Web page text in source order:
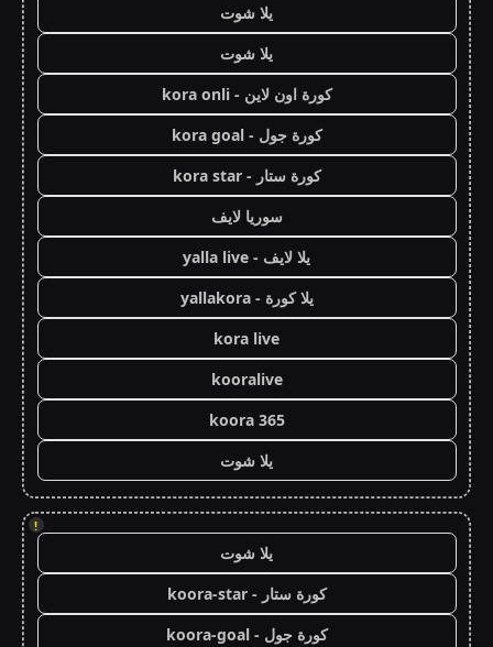
يلا شوت
يلا شوت
كورة اون لاين - kora onli
كورة جول - kora goal
كورة ستار - kora star
سوريا لايف
يلا لايف - yalla live
يلا كورة - yallakora
kora live
kooralive
koora 365
يلا شوت
!
يلا شوت
كورة ستار - koora-star
كورة جول - koora-goal